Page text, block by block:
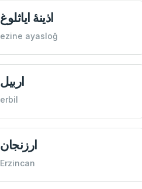
اذينۀ‌ اياثلوغ
ezine ayasloğ
اربيل
erbil
ارزنجان
Erzincan